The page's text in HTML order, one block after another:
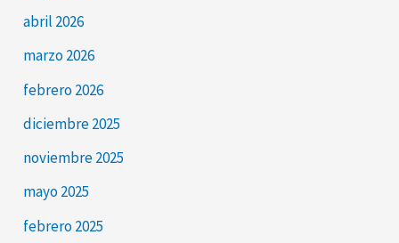
abril 2026
marzo 2026
febrero 2026
diciembre 2025
noviembre 2025
mayo 2025
febrero 2025